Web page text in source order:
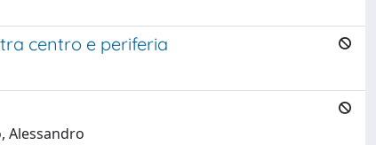
centro e periferia
Alessandro